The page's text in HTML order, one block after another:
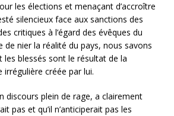
les élections et menaçant d’accroître
silencieux face aux sanctions des
critiques à l’égard des évêques du
de nier la réalité du pays, nous savons
blessés sont le résultat de la
irrégulière créée par lui.
discours plein de rage, a clairement
pas et qu’il n’anticiperait pas les